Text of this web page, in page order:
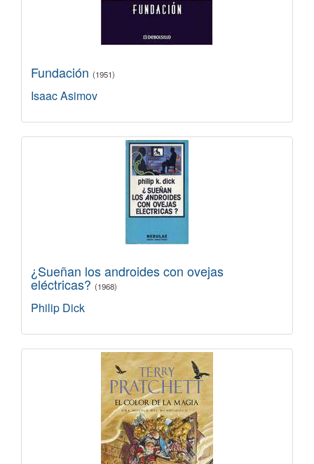
Fundación (1951)
Isaac Asimov
¿Sueñan los androides con ovejas
eléctricas? (1968)
Philip Dick